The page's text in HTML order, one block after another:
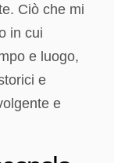
Ciò che mi
in cui
e luogo,
e
e